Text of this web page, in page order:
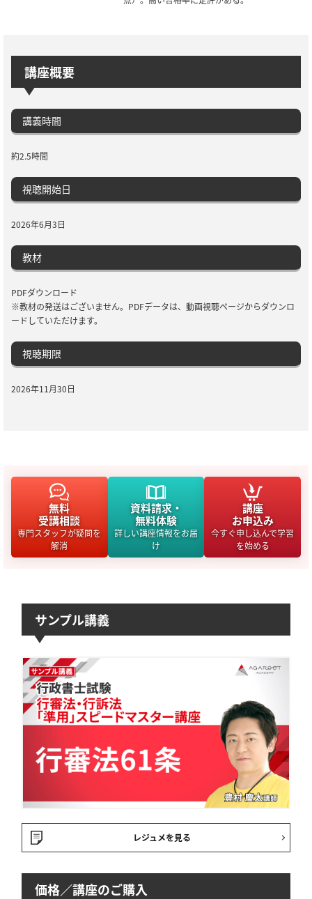
講座概要
講義時間
約2.5時間
視聴開始日
2026年6月3日
教材
PDFダウンロード
※教材の発送はございません。PDFデータは、動画視聴ページからダウンロ
ードしていただけます。
視聴期限
2026年11月30日
無料
受講相談
専門スタッフが疑問を
解消
資料請求・
無料体験
詳しい講座情報をお届
け
講座
お申込み
今すぐ申し込んで学習
を始める
サンプル講義
レジュメを見る
価格／講座のご購入